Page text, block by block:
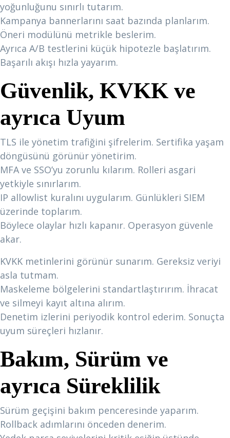
yoğunluğunu sınırlı tutarım.
Kampanya bannerlarını saat bazında planlarım.
Öneri modülünü metrikle beslerim.
Ayrıca A/B testlerini küçük hipotezle başlatırım.
Başarılı akışı hızla yayarım.
Güvenlik, KVKK ve
ayrıca Uyum
TLS ile yönetim trafiğini şifrelerim. Sertifika yaşam
döngüsünü görünür yönetirim.
MFA ve SSO’yu zorunlu kılarım. Rolleri asgari
yetkiyle sınırlarım.
IP allowlist kuralını uygularım. Günlükleri SIEM
üzerinde toplarım.
Böylece olaylar hızlı kapanır. Operasyon güvenle
akar.
KVKK metinlerini görünür sunarım. Gereksiz veriyi
asla tutmam.
Maskeleme bölgelerini standartlaştırırım. İhracat
ve silmeyi kayıt altına alırım.
Denetim izlerini periyodik kontrol ederim. Sonuçta
uyum süreçleri hızlanır.
Bakım, Sürüm ve
ayrıca Süreklilik
Sürüm geçişini bakım penceresinde yaparım.
Rollback adımlarını önceden denerim.